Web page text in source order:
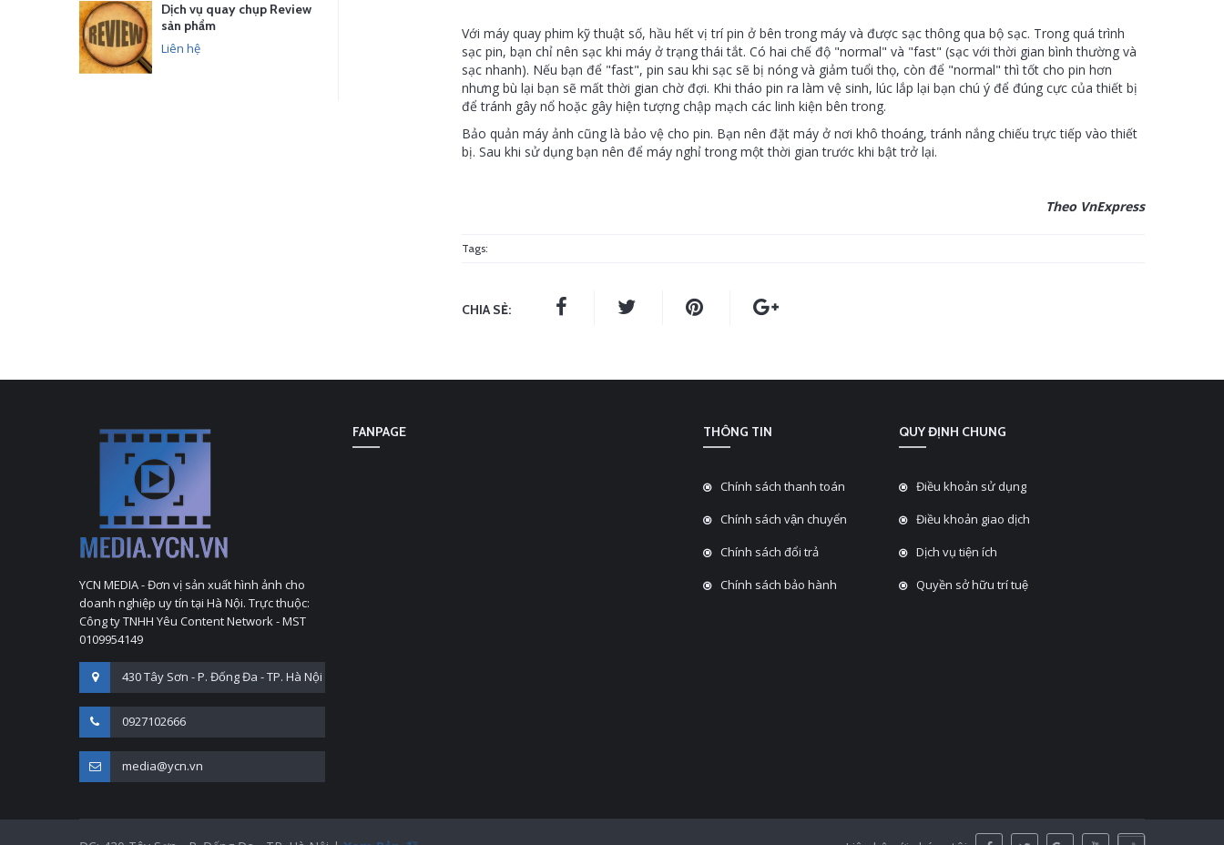
Với máy quay phim kỹ thuật số, hầu hết vị trí pin ở bên trong máy và được sạc thông qua bộ sạc. Trong quá trình
sạc pin, bạn chỉ nên sạc khi máy ở trạng thái tắt. Có hai chế độ "normal" và "fast" (sạc với thời gian bình thường và
sạc nhanh). Nếu bạn để "fast", pin sau khi sạc sẽ bị nóng và giảm tuổi thọ, còn để "normal" thì tốt cho pin hơn
nhưng bù lại bạn sẽ mất thời gian chờ đợi. Khi tháo pin ra làm vệ sinh, lúc lắp lại bạn chú ý để đúng cực của thiết bị
để tránh gây nổ hoặc gây hiện tượng chập mạch các linh kiện bên trong.
Bảo quản máy ảnh cũng là bảo vệ cho pin. Bạn nên đặt máy ở nơi khô thoáng, tránh nắng chiếu trực tiếp vào thiết
bị. Sau khi sử dụng bạn nên để máy nghỉ trong một thời gian trước khi bật trở lại.
Theo VnExpress
Tags:
CHIA SẺ:
Dịch vụ quay chụp Review
sản phẩm
Liên hệ
YCN MEDIA - Đơn vị sản xuất hình ảnh cho
doanh nghiệp uy tín tại Hà Nội. Trực thuộc:
Công ty TNHH Yêu Content Network - MST
0109954149
430 Tây Sơn - P. Đống Đa - TP. Hà Nội
0927102666
media@ycn.vn
FANPAGE THÔNG TIN
Chính sách thanh toán
Chính sách vận chuyển
Chính sách đổi trả
Chính sách bảo hành
QUY ĐỊNH CHUNG
Điều khoản sử dụng
Điều khoản giao dịch
Dịch vụ tiện ích
Quyền sở hữu trí tuệ